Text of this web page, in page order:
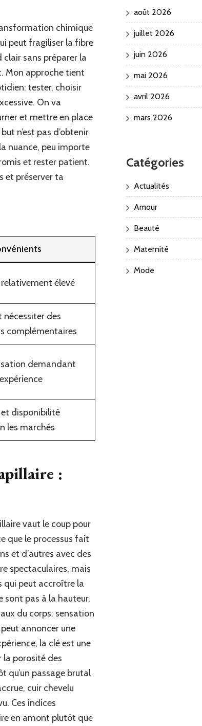
chimique
peut fragiliser la fibre
clair sans préparer la
Mon approche tient
tester, choisir
On va
et mettre en place
n’est pas d’obtenir
nuance, peu importe
et rester patient.
et préserver ta
relativement élevé
nécessiter des
complémentaires
demandant
et disponibilité
les marchés
:
vaut le coup pour
que le processus fait
et d’autres avec des
spectaculaires, mais
qui peut accroître la
sont pas à la hauteur.
du corps: sensation
annoncer une
la clé est une
porosité des
qu’un passage brutal
cuir chevelu
Ces indices
en amont plutôt que
août 2026
juillet 2026
juin 2026
mai 2026
avril 2026
mars 2026
Catégories
Actualités
Amour
Beauté
Maternité
Mode